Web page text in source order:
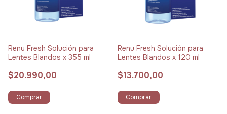
Renu Fresh Solución para
Lentes Blandos x 355 ml
$20.990,00
Comprar
Renu Fresh Solución para
Lentes Blandos x 120 ml
$13.700,00
Comprar